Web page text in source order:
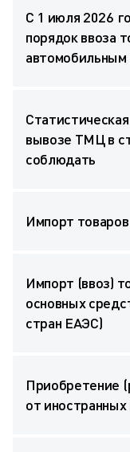
С 1 июля 2026
порядок ввоза
вывозе ТМЦ в
соблюдать
Импорт
Импорт (ввоз)
основных
стран ЕАЭС)
Приобретение
от